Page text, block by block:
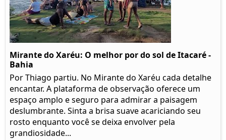
Mirante do Xaréu: O melhor por do sol de Itacaré -
Bahia
Por Thiago partiu. No Mirante do Xaréu cada detalhe
encantar. A plataforma de observação oferece um
espaço amplo e seguro para admirar a paisagem
deslumbrante. Sinta a brisa suave acariciando seu
rosto enquanto você se deixa envolver pela
grandiosidade...